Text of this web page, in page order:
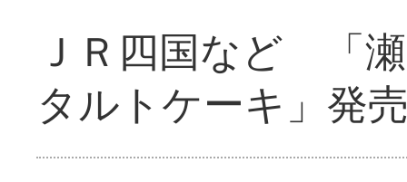
ＪＲ四国など 「
タルトケーキ」発